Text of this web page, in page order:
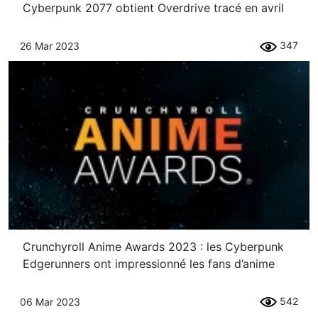
Cyberpunk 2077 obtient Overdrive tracé en avril
26 Mar 2023 347
Crunchyroll Anime Awards 2023 : les Cyberpunk
Edgerunners ont impressionné les fans d’anime
06 Mar 2023 542